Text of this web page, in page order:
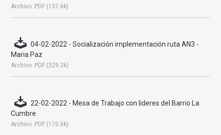
Archivo .PDF (157.6k)
04-02-2022 - Socialización implementación ruta AN3 -
Maria Paz
Archivo .PDF (329.2k)
22-02-2022 - Mesa de Trabajo con lideres del Barrio La
Cumbre
Archivo .PDF (170.6k)